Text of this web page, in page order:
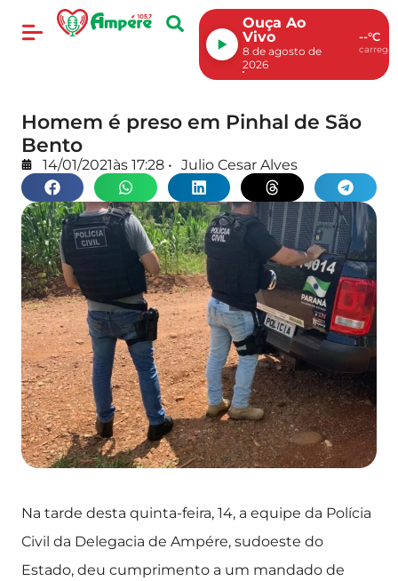
Ouça Ao
Vivo
8 de agosto de
2026
--°C
Homem é preso em Pinhal de São
Bento
14/01/2021às 17:28 • Julio Cesar Alves
Na tarde desta quinta-feira, 14, a equipe da Polícia
Civil da Delegacia de Ampére, sudoeste do
Estado, deu cumprimento a um mandado de